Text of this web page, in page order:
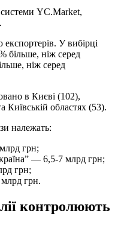
системи YC.Market,
.
експортерів. У вибірці
більше, ніж серед
ніж серед
в Києві (102),
Київській областях (53).
належать:
грн;
— 6,5-7 млрд грн;
грн;
грн.
контролюють